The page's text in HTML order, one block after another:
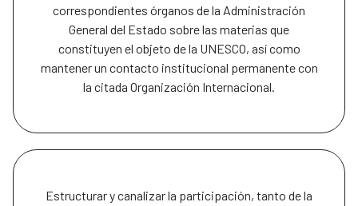
correspondientes órganos de la Administración
General del Estado sobre las materias que
constituyen el objeto de la UNESCO, así como
mantener un contacto institucional permanente con
la citada Organización Internacional.
Estructurar y canalizar la participación, tanto de la